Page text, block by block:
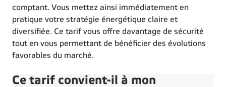
comptant. Vous mettez ainsi immédiatement en
pratique votre stratégie énergétique claire et
diversifiée. Ce tarif vous offre davantage de sécurité
tout en vous permettant de bénéficier des évolutions
favorables du marché.
Ce tarif convient-il à mon